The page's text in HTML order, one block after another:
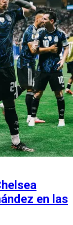
en las